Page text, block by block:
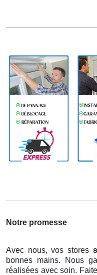
Notre promesse
Avec nous, vos stores
bonnes mains. Nous
réalisées avec soin.